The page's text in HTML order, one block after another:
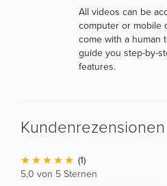
All videos can be
computer or mobile
come with a human
guide you step-by-
features.
Kundenrezensionen
(1)
5,0 von 5 Sternen